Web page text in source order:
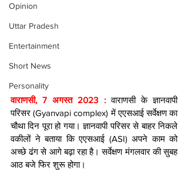
Opinion
Uttar Pradesh
Entertainment
Short News
Personality
वाराणसी, 7 अगस्त 2023 : वाराणसी के ज्ञानवापी
परिसर (Gyanvapi complex) में एएसआई सर्वेक्षण का
चौथा दिन पूरा हो गया। ज्ञानवापी पर‍िसर से बाहर न‍िकले
वकीलों ने बताया क‍ि एएसआई (ASI) अपने काम को
अच्छे ढंग से आगे बढ़ा रहा है। सर्वेक्षण मंगलवार की सुबह
आठ बजे फ‍िर शुरू होगा।